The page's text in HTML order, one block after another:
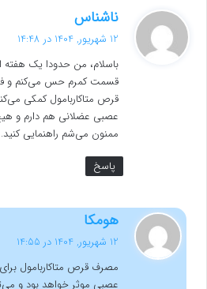
ناشناس
ف
12 شهریور, 1404 در 14:48
باسلام، من حدودا یک
قسمت کمرم حس می‌کنم و
قرص متاکاربامول کمکی
عصبی عضلانی هم دارم و هیچ
ممنون می‌شم راهنمایی کنید.
پاسخ
هومکا
ت
:
12 شهریور, 1404 در 14:55
مصرف قرص متاکاربامول
عصبی موثر خواهد بود و